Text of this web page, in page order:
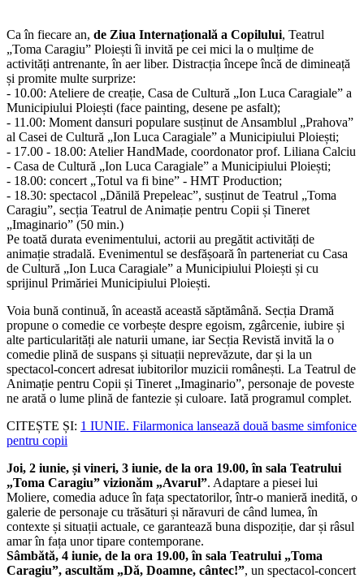
Ca în fiecare an, de Ziua Internațională a Copilului, Teatrul
„Toma Caragiu” Ploiești îi invită pe cei mici la o mulțime de
activități antrenante, în aer liber. Distracția începe încă de dimineață
și promite multe surprize:
- 10.00: Ateliere de creație, Casa de Cultură „Ion Luca Caragiale” a
Municipiului Ploiești (face painting, desene pe asfalt);
- 11.00: Moment dansuri populare susținut de Ansamblul „Prahova”
al Casei de Cultură „Ion Luca Caragiale” a Municipiului Ploiești;
- 17.00 - 18.00: Atelier HandMade, coordonator prof. Liliana Calciu
- Casa de Cultură „Ion Luca Caragiale” a Municipiului Ploiești;
- 18.00: concert „Totul va fi bine” - HMT Production;
- 18.30: spectacol „Dănilă Prepeleac”, susținut de Teatrul „Toma
Caragiu”, secția Teatrul de Animație pentru Copii și Tineret
„Imaginario” (50 min.)
Pe toată durata evenimentului, actorii au pregătit activități de
animație stradală. Evenimentul se desfășoară în parteneriat cu Casa
de Cultură „Ion Luca Caragiale” a Municipiului Ploiești și cu
sprijinul Primăriei Municipiului Ploiești.
Voia bună continuă, în această această săptămână. Secția Dramă
propune o comedie ce vorbește despre egoism, zgârcenie, iubire și
alte particularități ale naturii umane, iar Secția Revistă invită la o
comedie plină de suspans și situații neprevăzute, dar și la un
spectacol-concert adresat iubitorilor muzicii românești. La Teatrul de
Animație pentru Copii și Tineret „Imaginario”, personaje de poveste
ne arată o lume plină de fantezie și culoare. Iată programul complet.
CITEȘTE ȘI: 1 IUNIE. Filarmonica lansează două basme simfonice
pentru copii
Joi, 2 iunie, și vineri, 3 iunie, de la ora 19.00, în sala Teatrului
„Toma Caragiu” vizionăm „Avarul”. Adaptare a piesei lui
Moliere, comedia aduce în fața spectatorilor, într-o manieră inedită, o
galerie de personaje cu trăsături și năravuri de când lumea, în
contexte și situații actuale, ce garantează buna dispoziție, dar și râsul
amar în fața unor tipare contemporane.
Sâmbătă, 4 iunie, de la ora 19.00, în sala Teatrului „Toma
Caragiu”, ascultăm „Dă, Doamne, cântec!”, un spectacol-concert